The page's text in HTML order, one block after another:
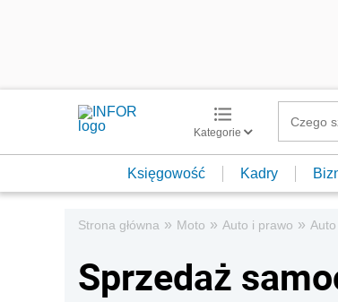
Kategorie
Księgowość Kadry
Strona główna » Moto » Auto i prawo »
Sprzedaż